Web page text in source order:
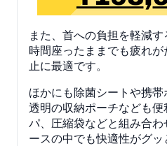
また、首への負担を軽減
時間座ったままでも疲れ
止に最適です。
ほかにも除菌シートや携
透明の収納ポーチなども
パ、圧縮袋などと組み合
ースの中でも快適性がグッ